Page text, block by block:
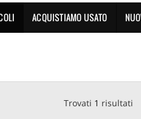
ACQUISTIAMO USATO
Trovati 1 risultati